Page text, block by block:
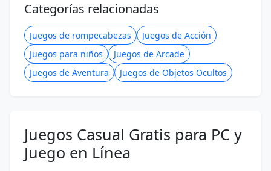
Categorías relacionadas
Juegos de rompecabezas
Juegos de Acción
Juegos para niños
Juegos de Arcade
Juegos de Aventura
Juegos de Objetos Ocultos
Juegos Casual Gratis para PC y
Juego en Línea